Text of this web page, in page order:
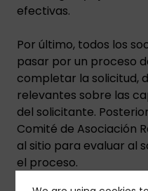
efectivas.
Por último, todos los
pasar por un proceso
completar la solicitud,
relevantes sobre las
del solicitante.
Comité de Asociación
al sitio para evaluar al
el proceso.